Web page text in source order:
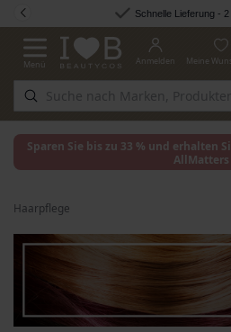
Zum Inhalt springen Schnelle Lieferung -
Navigation umschalten
Menü Anmelden Meine
Sparen Sie bis zu 33 % und erhalten
AllMatters
Haarpflege